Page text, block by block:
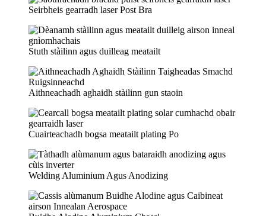
Seirbheis gearradh laser Post Bra
Stuth stàilinn agus duilleag meatailt
Aithneachadh aghaidh stàilinn gun staoin
Cuairteachadh bogsa meatailt plating Po
Welding Aluminium Agus Anodizing